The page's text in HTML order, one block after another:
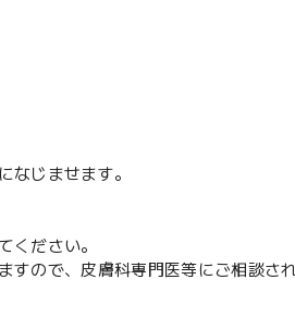
なじませます。
ください。
すので、皮膚科専門医等にご相談さ